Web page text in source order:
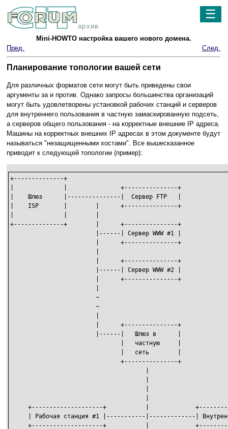
архив
☰
Mini-HOWTO настройка вашего нового домена.
Пред.
След.
Планирование топологии вашей сети
Для различных форматов сети могут быть приведены свои
аргументы за и против. Однако запросы большинства организаций
могут быть удовлетворены установкой рабочих станций и серверов
для внутреннего пользования в частную замаскированную подсеть,
а серверов общего пользования - на корректные внешние IP адреса.
Машины на корректных внешних IP адресах в этом документе будут
называться "незащищенными хостами". Все вышесказанное
приводит к следующей топологии (пример):
+--------------+
|              |               +---------------+
|    Шлюз      |---------------|  Сервер FTP   |
|    ISP       |        |      +---------------+
+--------------+        |      +---------------+
                        |------| Сервер WWW #1 |
                        |      +---------------+
                        |      +---------------+
                        |------| Сервер WWW #2 |
                        |      +---------------+
                        ~
                        ~
                        |      +---------------+
                        |------|   Шлюз в      |
                               |   частную     |
                               |   сеть        |
                               +---------------+
+--------------------+           |
| Рабочая станция #1 |-----------|-------------|
+--------------------+           |